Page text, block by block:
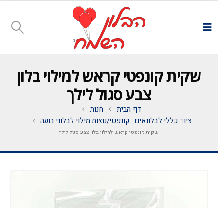
שקית קונפטי קראש למילוי בלון
צבע סגול לילך
דף הבית
חנות
ציוד כללי לבלונאים, קונפטי/נוצות מילוי לבלוני בועה
שקית קונפטי קראש למילוי בלון צבע סגול לילך